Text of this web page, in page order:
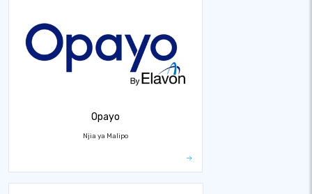
Opayo
Njia ya Malipo